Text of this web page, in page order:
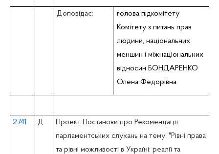
Доповідає:
голова підкомітету
Комітету з питань прав
людини, національних
меншин і міжнаціональних
відносин БОНДАРЕНКО
Олена Федорівна
2741 Д
Проект Постанови про Рекомендації
парламентських слухань на тему: "Рівні права
та рівні можливості в Україні: реалії та